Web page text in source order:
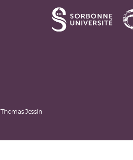
Thomas Jessin